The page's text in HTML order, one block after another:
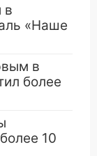
в
«Наше
в
более
10